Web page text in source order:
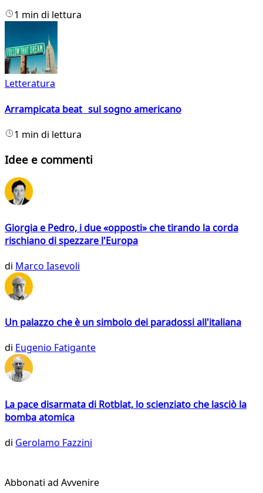
1 min di lettura
Letteratura
Arrampicata beat sul sogno americano
1 min di lettura
Idee e commenti
Giorgia e Pedro, i due «opposti» che tirando la corda
rischiano di spezzare l'Europa
di Marco Iasevoli
Un palazzo che è un simbolo dei paradossi all'italiana
di Eugenio Fatigante
La pace disarmata di Rotblat, lo scienziato che lasciò la
bomba atomica
di Gerolamo Fazzini
Abbonati ad Avvenire